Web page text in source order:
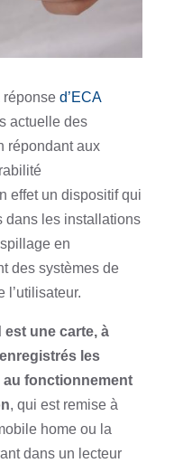
réponse d’ECA
actuelle des
répondant aux
effet un dispositif qui
dans les installations
en
des systèmes de
l’utilisateur.
est une carte, à
les
fonctionnement
, qui est remise à
home ou la
dans un lecteur